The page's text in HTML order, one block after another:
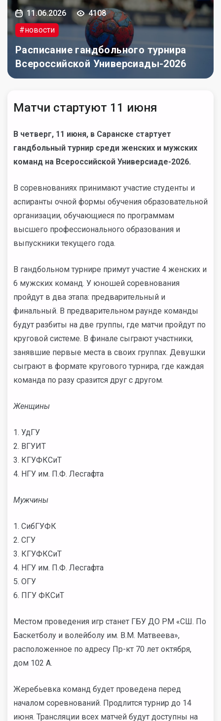
11.06.2026
4108
#новости
Расписание гандбольного турнира
Всероссийской Универсиады-2026
Матчи стартуют 11 июня
В четверг, 11 июня, в Саранске стартует
гандбольный турнир среди женских и мужских
команд на Всероссийской Универсиаде-2026.
В соревнованиях принимают участие студенты и
аспиранты очной формы обучения образовательной
организации, обучающиеся по программам
высшего профессионального образования и
выпускники текущего года.
В гандбольном турнире примут участие 4 женских и
6 мужских команд. У юношей соревнования
пройдут в два этапа: предварительный и
финальный. В предварительном раунде команды
будут разбиты на две группы, где матчи пройдут по
круговой системе. В финале сыграют участники,
занявшие первые места в своих группах. Девушки
сыграют в формате кругового турнира, где каждая
команда по разу сразится друг с другом.
Женщины
1. УдГУ
2. ВГУИТ
3. КГУФКСиТ
4. НГУ им. П.Ф. Лесгафта
Мужчины
1. СибГУФК
2. СГУ
3. КГУФКСиТ
4. НГУ им. П.Ф. Лесгафта
5. ОГУ
6. ПГУ ФКСиТ
Местом проведения игр станет ГБУ ДО РМ «СШ. По
Баскетболу и волейболу им. В.М. Матвеева»,
расположенное по адресу Пр-кт 70 лет октября,
дом 102 А.
Жеребьевка команд будет проведена перед
началом соревнований. Продлится турнир до 14
июня. Трансляции всех матчей будут доступны на